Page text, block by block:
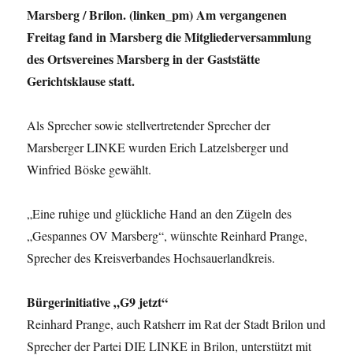
Schulen
Marsberg / Brilon. (linken_pm) Am vergangenen
Freitag fand in Marsberg die Mitgliederversammlung
des Ortsvereines Marsberg in der Gaststätte
Gerichtsklause statt.
Als Sprecher sowie stellvertretender Sprecher der
Marsberger LINKE wurden Erich Latzelsberger und
Winfried Böske gewählt.
„Eine ruhige und glückliche Hand an den Zügeln des
„Gespannes OV Marsberg“, wünschte Reinhard Prange,
Sprecher des Kreisverbandes Hochsauerlandkreis.
Bürgerinitiative „G9 jetzt“
Reinhard Prange, auch Ratsherr im Rat der Stadt Brilon und
Sprecher der Partei DIE LINKE in Brilon, unterstützt mit